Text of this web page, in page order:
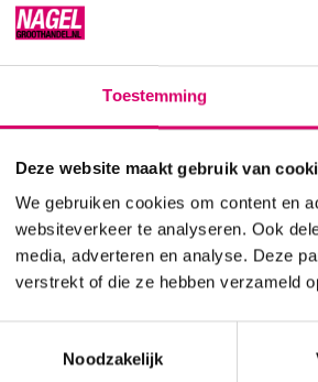
Toestemming
Deze website maakt gebruik van
We gebruiken cookies om content en
websiteverkeer te analyseren. Ook
media, adverteren en analyse. Deze
verstrekt of die ze hebben verzameld
Noodzakelijk